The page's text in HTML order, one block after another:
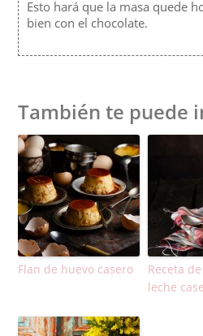
Esto hará que la masa quede
bien con el chocolate.
También te puede
Flan de huevo casero
Receta
leche